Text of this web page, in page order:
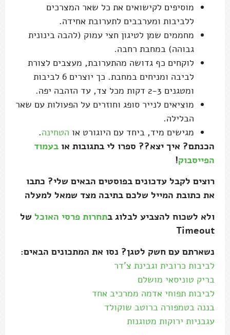
מוסיפים לקישואים את כל שאר המצרכים
ללביבות ומערבבים לתערובת אחידה.
מחממים שמן לטיגון חצי עמוק (להבה בינונית
גבוהה) במחבת רחבה.
לוקחים כף גדושה מהתערובת, מעצבים לצורת
לביבה ומניחים במחבת. כך יוצרים 6 לביבות
ומטגנים 2-3 דקות מכל צד, עד הזהבה יפה.
מוציאים לנייר סופג וחוזרים על הפעולות עם שאר
הבלילה.
מגישים מיד, ביחד עם היוגורט או הטחינה.
הכנתם? איך יצא?? ספרו לי בתגובות או בעמוד
הפייסבוק!
רוצים לקבל עדכונים בפוסטים הבאים שלי? כתבו
את כתובת המייל שלכם בתיבה מצד שמאל למעלה
ולא לשכוח להצביע לבלוג בתחרות פרסי האוכל של
Timeout
נשארתם עם חשק לטגן? נסו את המתכונים הבאים:
לביבות כרובית וגבינת צ'דר
בריק טוניסאי מושלם
לביבות תפוחי אדמה ממרכיב אחד
בננה בטמפורה ברוטב שוקולד
עגבניות ירוקות מטוגנות